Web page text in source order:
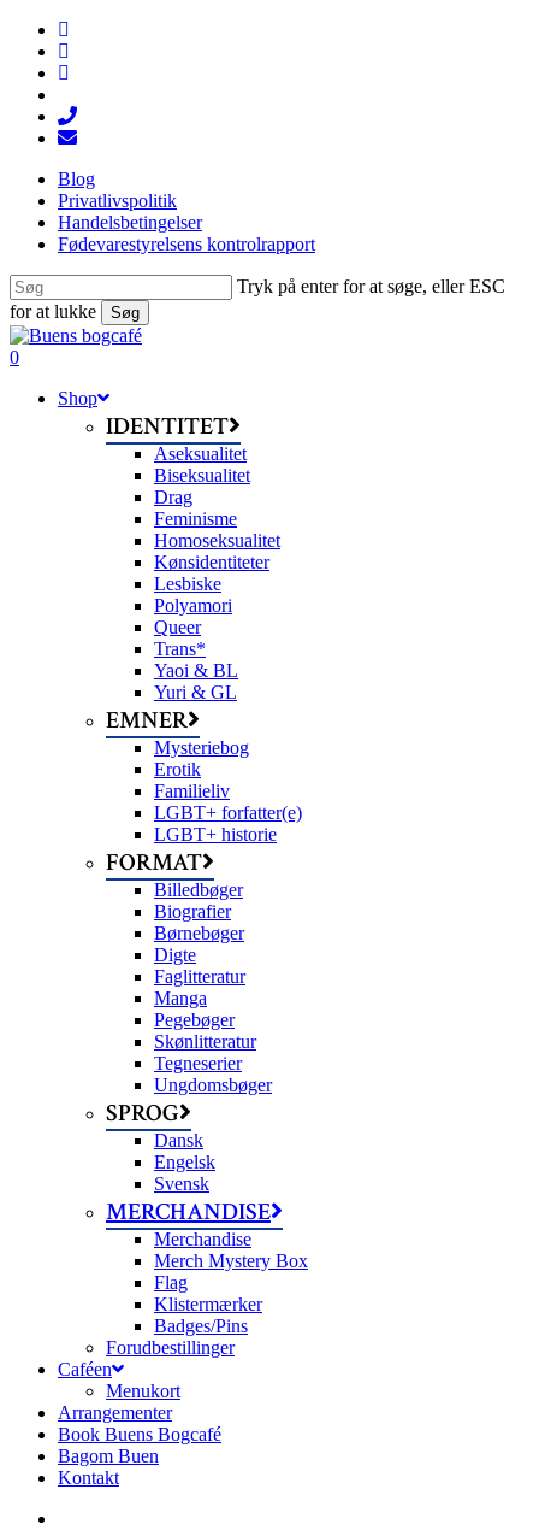
Skip
main
content
facebook
linkedin
instagram
phone
email
Blog
Privatlivspolitik
Handelsbetingelser
Fødevarestyrelsens kontrolrapport
Tryk på enter for at søge, eller ESC
for at lukke
Søg
Close
Search
search
0
Shop
IDENTITET
Aseksualitet
Biseksualitet
Drag
Feminisme
Homoseksualitet
Kønsidentiteter
Lesbiske
Polyamori
Queer
Trans*
Yaoi & BL
Yuri & GL
EMNER
Mysteriebog
Erotik
Familieliv
LGBT+ forfatter(e)
LGBT+ historie
FORMAT
Billedbøger
Biografier
Børnebøger
Digte
Faglitteratur
Manga
Pegebøger
Skønlitteratur
Tegneserier
Ungdomsbøger
SPROG
Dansk
Engelsk
Svensk
MERCHANDISE
Merchandise
Merch Mystery Box
Flag
Klistermærker
Badges/Pins
Forudbestillinger
Caféen
Menukort
Arrangementer
Book Buens Bogcafé
Bagom Buen
Kontakt